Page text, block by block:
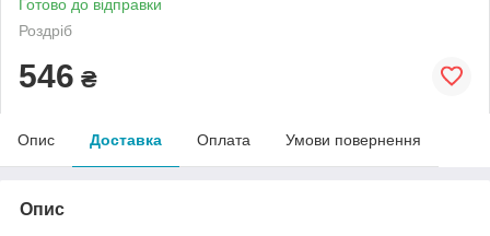
Готово до відправки
Роздріб
546 ₴
Опис Доставка Оплата Умови повернення
Опис